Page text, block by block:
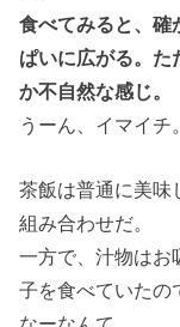
食べてみると、確
ぱいに広がる。
か不自然な感じ。
うーん、イマイチ。
茶飯は普通に美味
組み合わせだ。
一方で、汁物はお
子を食べていたの